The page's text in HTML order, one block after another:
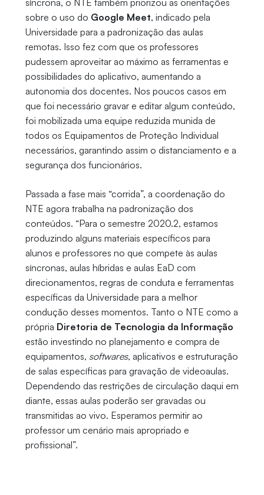
síncrona, o NTE também priorizou as orientações
sobre o uso do Google Meet, indicado pela
Universidade para a padronização das aulas
remotas. Isso fez com que os professores
pudessem aproveitar ao máximo as ferramentas e
possibilidades do aplicativo, aumentando a
autonomia dos docentes. Nos poucos casos em
que foi necessário gravar e editar algum conteúdo,
foi mobilizada uma equipe reduzida munida de
todos os Equipamentos de Proteção Individual
necessários, garantindo assim o distanciamento e a
segurança dos funcionários.
Passada a fase mais “corrida”, a coordenação do
NTE agora trabalha na padronização dos
conteúdos. “Para o semestre 2020.2, estamos
produzindo alguns materiais específicos para
alunos e professores no que compete às aulas
síncronas, aulas híbridas e aulas EaD com
direcionamentos, regras de conduta e ferramentas
específicas da Universidade para a melhor
condução desses momentos. Tanto o NTE como a
própria Diretoria de Tecnologia da Informação
estão investindo no planejamento e compra de
equipamentos, softwares, aplicativos e estruturação
de salas específicas para gravação de videoaulas.
Dependendo das restrições de circulação daqui em
diante, essas aulas poderão ser gravadas ou
transmitidas ao vivo. Esperamos permitir ao
professor um cenário mais apropriado e
profissional”.